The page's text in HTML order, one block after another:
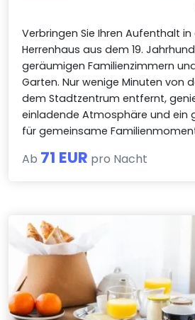
Verbringen Sie Ihren Aufenthalt
Herrenhaus aus dem 19.
geräumigen Familienzimmern
Garten. Nur wenige Minuten von
dem Stadtzentrum entfernt,
einladende Atmosphäre und ein
für gemeinsame
Ab 71 EUR pro Nacht